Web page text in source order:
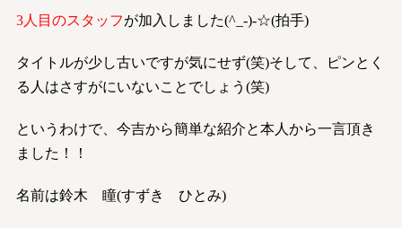
3人目のスタッフが加入しました(^_-)-☆(拍手)
タイトルが少し古いですが気にせず(笑)そして、ピンとく
る人はさすがにいないことでしょう(笑)
というわけで、今吉から簡単な紹介と本人から一言頂き
ました！！
名前は鈴木 瞳(すずき ひとみ)